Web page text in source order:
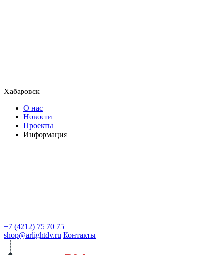
Хабаровск
О нас
Новости
Проекты
Информация
+7 (4212) 75 70 75
shop@arlightdv.ru Контакты